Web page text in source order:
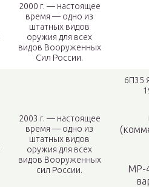
2000 г. — настоящее
время — одно из
штатных видов
оружия для всех
видов Вооруженных
Сил России.
2003 г. — настоящее
время — одно из
штатных видов
оружия для всех
видов Вооруженных
сил России.
6П35
MP-